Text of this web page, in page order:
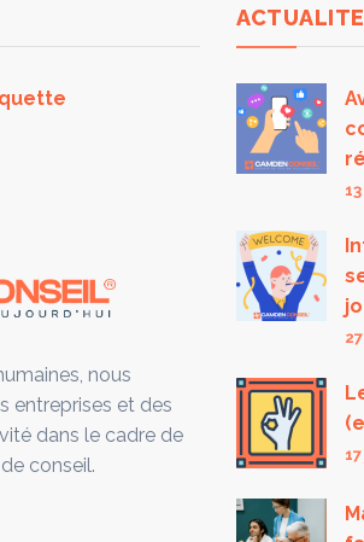
nous
entreprises et des
dans le cadre de
conseil.